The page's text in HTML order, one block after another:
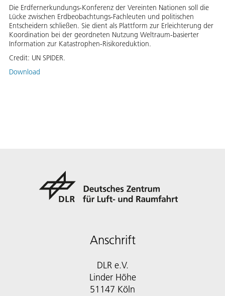
Die Erdfernerkundungs-Konferenz der Vereinten Nationen soll die
Lücke zwischen Erdbeobachtungs-Fachleuten und politischen
Entscheidern schließen. Sie dient als Plattform zur Erleichterung der
Koordination bei der geordneten Nutzung Weltraum-basierter
Information zur Katastrophen-Risikoreduktion.
Credit: UN SPIDER.
Download
Anschrift
DLR e.V.
Linder Höhe
51147 Köln